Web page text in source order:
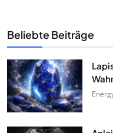
Beliebte Beiträge